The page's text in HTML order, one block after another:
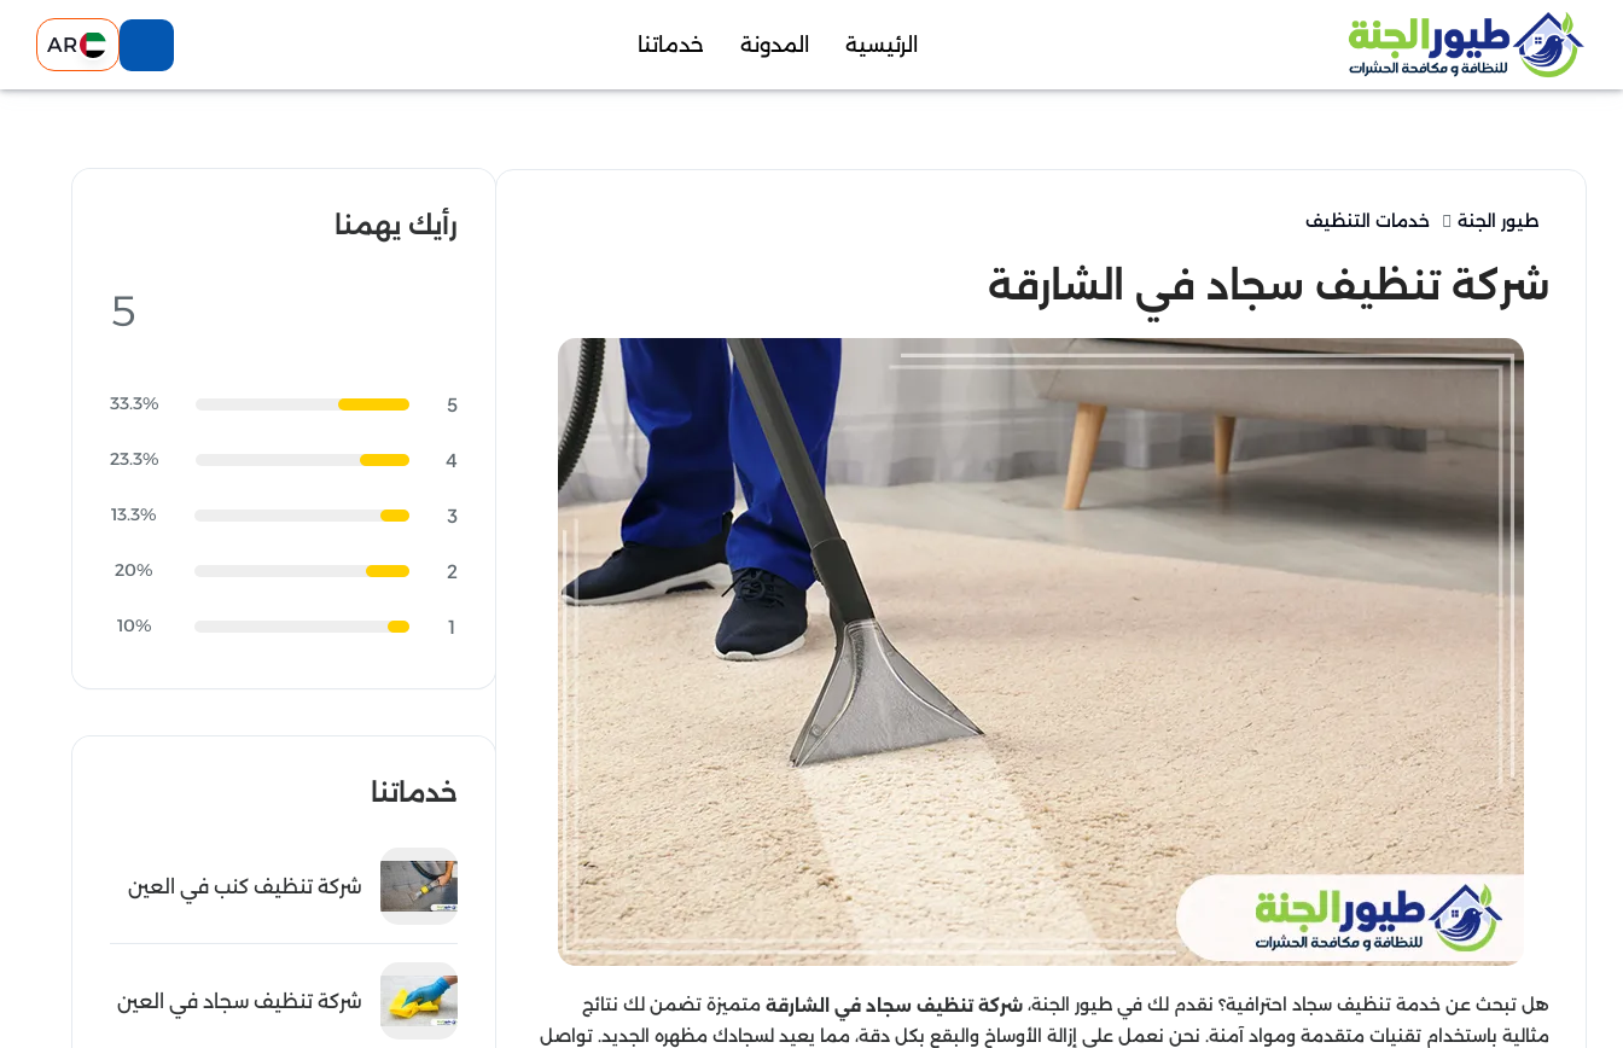
الرئيسية المدونة خدماتنا AR
طيور الجنة خدمات التنظيف
شركة تنظيف سجاد في الشارقة
هل تبحث عن خدمة تنظيف سجاد احترافية؟ نقدم لك في طيور الجنة، شركة تنظيف سجاد في الشارقة متميزة تضمن لك نتائج
مثالية باستخدام تقنيات متقدمة ومواد آمنة. نحن نعمل على إزالة الأوساخ والبقع بكل دقة، مما يعيد لسجادك مظهره الجديد. تواصل
رأيك يهمنا
5
5
33.3%
4
23.3%
3
13.3%
2
20%
1
10%
خدماتنا
شركة تنظيف كنب في العين
شركة تنظيف سجاد في العين